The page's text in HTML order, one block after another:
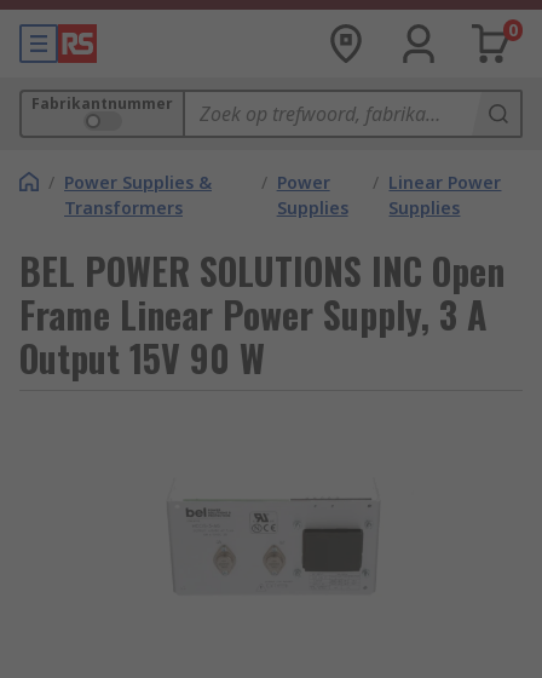
0
Fabrikantnummer
/ Power Supplies &
Transformers
/ Power
Supplies
/ Linear Power
Supplies
BEL POWER SOLUTIONS INC Open
Frame Linear Power Supply, 3 A
Output 15V 90 W